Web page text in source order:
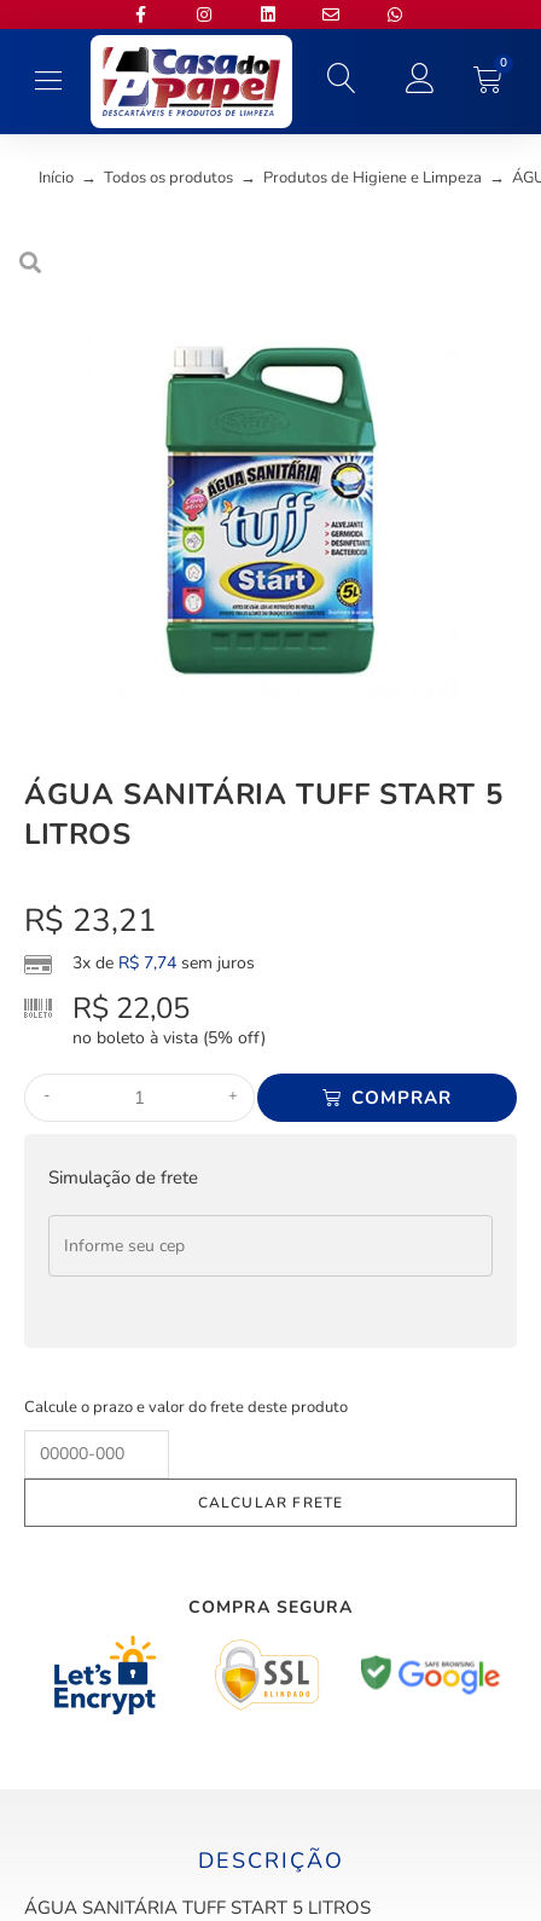
0
Início → Todos os produtos → Produtos de Higiene e Limpeza →
ÁGUA SANITÁRIA TUFF START 5
LITROS
R$ 23,21
3x de R$ 7,74 sem juros
R$ 22,05
no boleto à vista (5% off)
- + COMPRAR
Simulação de frete
Calcule o prazo e valor do frete deste produto
COMPRA SEGURA
DESCRIÇÃO
ÁGUA SANITÁRIA TUFF START 5 LITROS